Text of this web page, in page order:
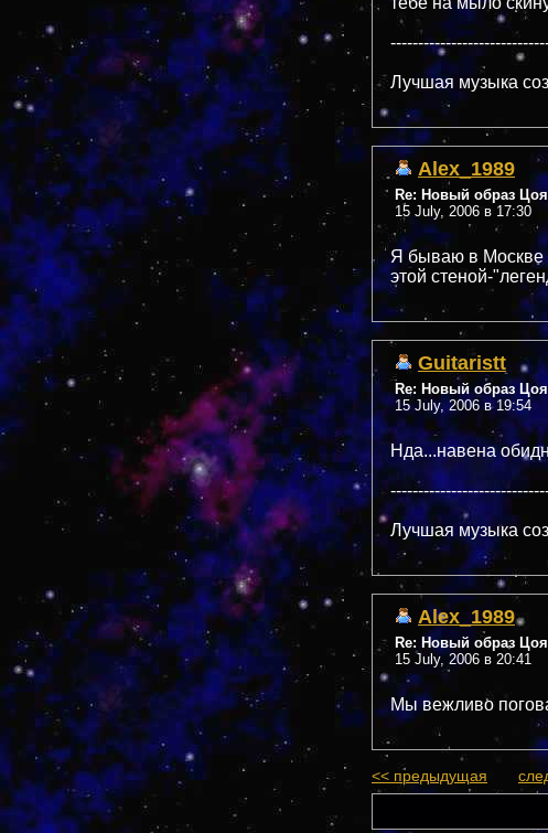
Лучшая музыка
Alex_1989
Re: Новый образ
15 July, 2006 в 17:30
Я бываю в Москве
этой стеной-
Guitaristt
Re: Новый образ
15 July, 2006 в 19:54
Нда...навена
Лучшая музыка
Alex_1989
Re: Новый образ
15 July, 2006 в 20:41
Мы вежливо
<< предыдущая